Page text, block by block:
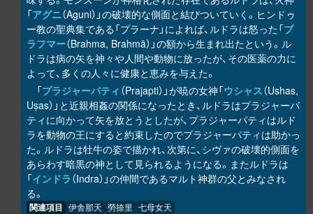
「アグニ（Aguni）」の破壊的な側面と結びついていく。ヒンドゥ
ー教の聖典集である「プラーナ」によれば、ルドラは怒った「ブ
ラフマー（Brahma, Brahmā）」の額から生まれ出たという。ル
ドラは病の矢を神々や人間や動物に放ったが、その医薬の力に
よって、多くの人々に健康と恵みを与えた。
「プラジャーパティ （Prajapti）」が暁の女神「ウシャス（Ushas,
Uṣas）」と近親相姦の関係になったとき、ルドラはプラジャーパ
ティに向かって矢を放とうとしたが、プラジャーパティはルド
ラを動物の王にすると約束したのでプラジャーパティは助かっ
た。ルドラは牡牛の姿で描かれ、次第に、シヴァの破壊的側面を
あらわす暗黒の神として見られるようになる。またルドラは
「インドラ （Indra）」の仲間であるマルト神群の父とみなされ
る。
関連項目 伊舎那天 勞捺里 七母女天